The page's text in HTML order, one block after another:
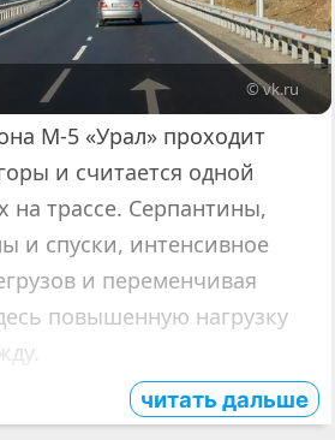
© vk.ru
М-5 «Урал» проходит
и считается одной
на трассе. Серпантины,
и спуски, интенсивное
и переменчивая
повышенную нагрузку
читать дальше